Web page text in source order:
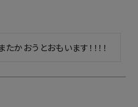
かおうとおもいます！！！！